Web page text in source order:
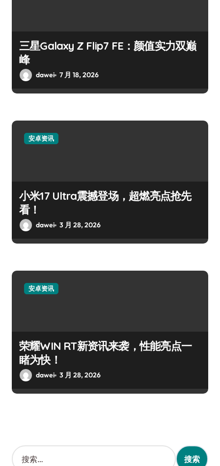
三星Galaxy Z Flip7 FE：颜值实力双巅
峰
dawei 7 月 18, 2026
安卓资讯
小米17 Ultra震撼登场，超燃亮点抢先
看！
dawei 3 月 28, 2026
安卓资讯
荣耀WIN RT新资讯来袭，性能亮点一
睹为快！
dawei 3 月 28, 2026
搜
索